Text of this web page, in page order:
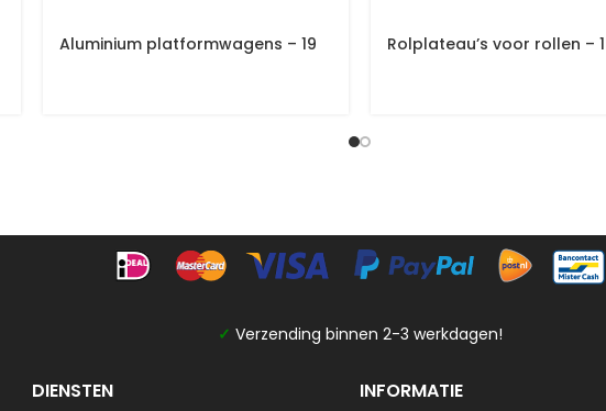
Aluminium platformwagens – 19 Rolplateau’s voor rollen –
✓ Verzending binnen 2-3 werkdagen!
DIENSTEN INFORMATIE